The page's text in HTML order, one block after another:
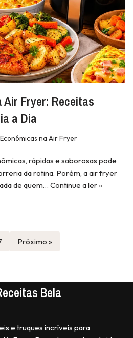
Fryer: Receitas
a Dia
na Air Fryer
rápidas e saborosas pode
da rotina. Porém, a air fryer
de quem… Continue a ler »
Próximo »
Bela
e truques incríveis para